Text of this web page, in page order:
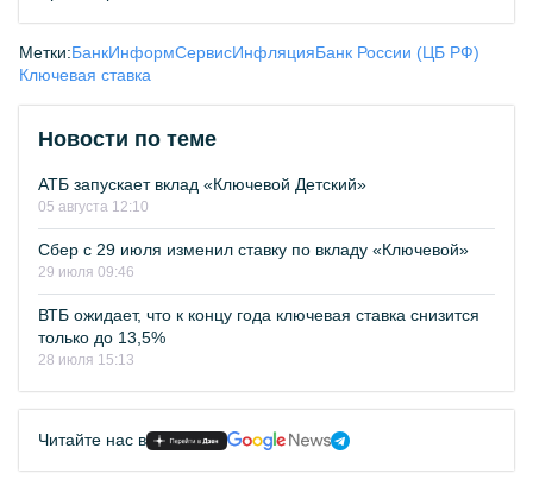
Метки:БанкИнформСервисИнфляцияБанк России (ЦБ РФ)
Ключевая ставка
Новости по теме
АТБ запускает вклад «Ключевой Детский»
05 августа 12:10
Сбер с 29 июля изменил ставку по вкладу «Ключевой»
29 июля 09:46
ВТБ ожидает, что к концу года ключевая ставка снизится
только до 13,5%
28 июля 15:13
Читайте нас в